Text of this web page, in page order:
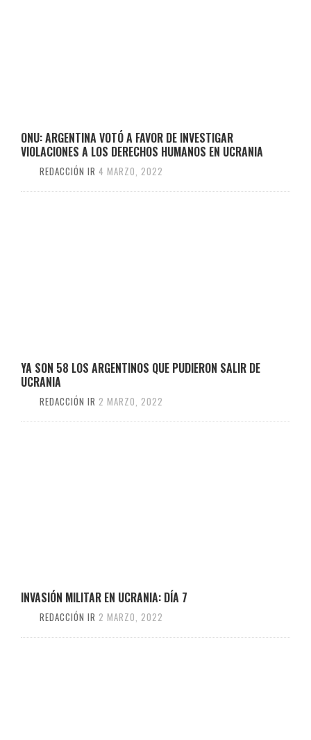
ONU: ARGENTINA VOTÓ A FAVOR DE INVESTIGAR
VIOLACIONES A LOS DERECHOS HUMANOS EN UCRANIA
REDACCIÓN IR 4 MARZO, 2022
YA SON 58 LOS ARGENTINOS QUE PUDIERON SALIR DE
UCRANIA
REDACCIÓN IR 2 MARZO, 2022
INVASIÓN MILITAR EN UCRANIA: DÍA 7
REDACCIÓN IR 2 MARZO, 2022